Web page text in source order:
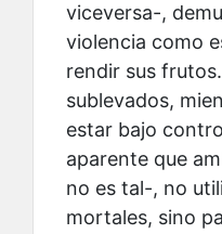
viceversa-,
violencia como
rendir sus
sublevados,
estar bajo
aparente que
no es tal-, no
mortales, sino